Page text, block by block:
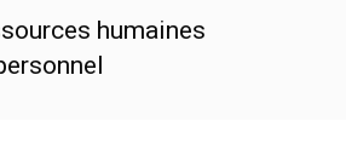
humaines